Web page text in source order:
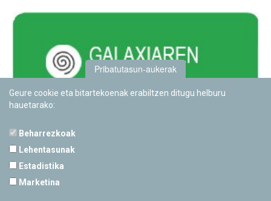
Pribatutasun-aukerak
Geure cookie eta bitartekoenak erabiltzen ditugu helburu
hauetarako:
Beharrezkoak
Lehentasunak
Estadistika
Marketina